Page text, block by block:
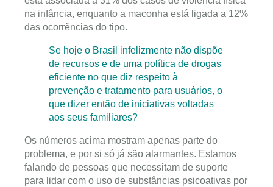
na infância, enquanto a maconha está ligada a 12%
das ocorrências do tipo.
Se hoje o Brasil infelizmente não dispõe
de recursos e de uma política de drogas
eficiente no que diz respeito à
prevenção e tratamento para usuários, o
que dizer então de iniciativas voltadas
aos seus familiares?
Os números acima mostram apenas parte do
problema, e por si só já são alarmantes. Estamos
falando de pessoas que necessitam de suporte
para lidar com o uso de substâncias psicoativas por